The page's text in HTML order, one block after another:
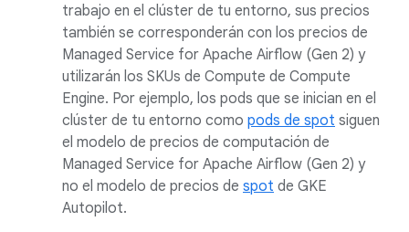
trabajo en el clúster de tu entorno, sus precios
también se corresponderán con los precios de
Managed Service for Apache Airflow (Gen 2) y
utilizarán los SKUs de Compute de Compute
Engine. Por ejemplo, los pods que se inician en el
clúster de tu entorno como pods de spot siguen
el modelo de precios de computación de
Managed Service for Apache Airflow (Gen 2) y
no el modelo de precios de spot de GKE
Autopilot.